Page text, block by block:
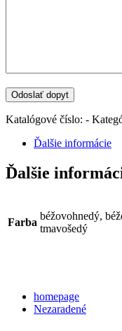
Katalógové číslo: -
Ďalšie informácie
Ďalšie
Farba
béžovohnedý,
tmavošedý
homepage
Nezaradené